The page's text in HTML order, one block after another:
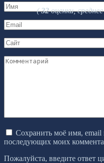
(32оценки,
Имя
*
Email
*
Сайт
Комментарий
Сохранить моё имя, email
последующих моих
Пожалуйста, введите ответ